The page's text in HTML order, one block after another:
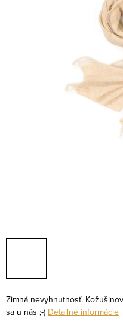
Zimná nevyhnutnosť.
sa u nás ;-) Detailné informácie